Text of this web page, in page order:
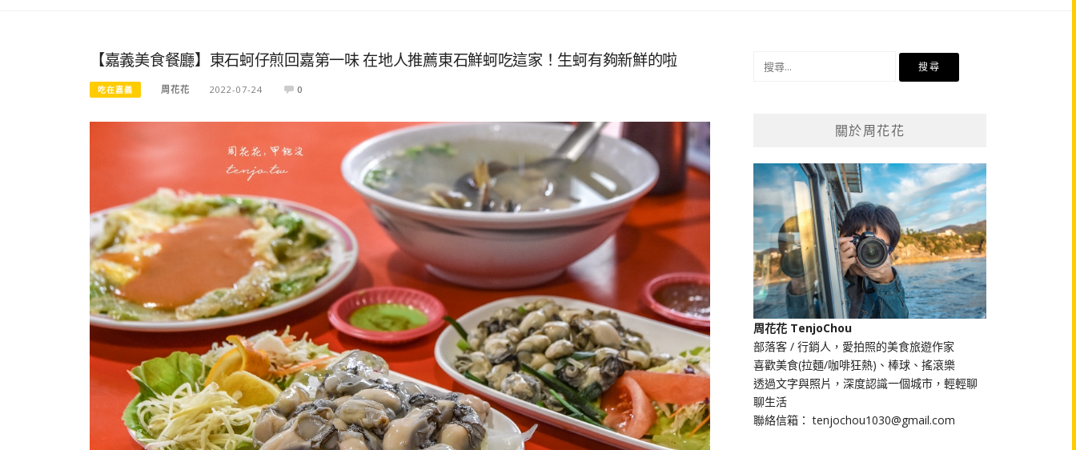
【嘉義美食餐廳】東石蚵仔煎回嘉第一味 在地人推薦東石鮮蚵吃這家！生蚵有夠新鮮的啦
吃在嘉義 周花花 2022-07-24 0
關於周花花
周花花 TenjoChou
部落客 / 行銷人，愛拍照的美食旅遊作家
喜歡美食(拉麵/咖啡狂熱)、棒球、搖滾樂
透過文字與照片，深度認識一個城市，輕輕聊
聊生活
聯絡信箱： tenjochou1030@gmail.com